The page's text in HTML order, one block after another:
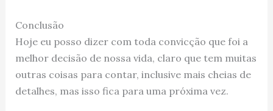
Conclusão
Hoje eu posso dizer com toda convicção que foi a
melhor decisão de nossa vida, claro que tem muitas
outras coisas para contar, inclusive mais cheias de
detalhes, mas isso fica para uma próxima vez.